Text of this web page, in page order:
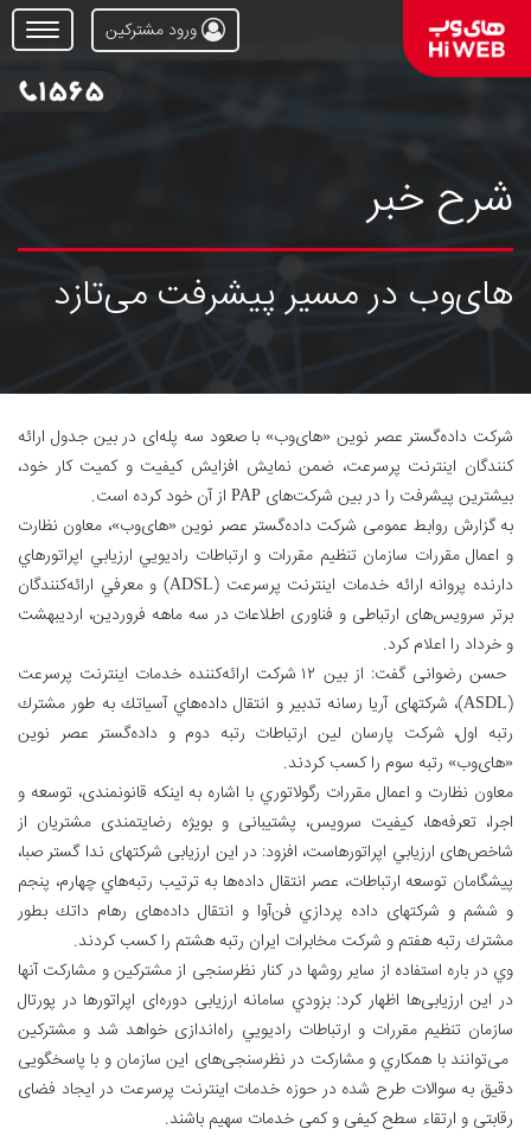
Open
Menu
ورود مشترکین
شرح خبر
های‌وب در مسیر پیشرفت می‌تازد
شرکت داده‌گستر عصر نوین «های‌وب» با صعود سه پله‌ای در بین جدول ارائه
کنندگان اینترنت پرسرعت، ضمن نمایش افزایش کیفیت و کمیت کار خود،
بیشترین پیشرفت را در بین شرکت‌ها‌ی PAP از آن خود کرده است.
به گزارش روابط عمومی شرکت داده‌گستر عصر نوین «های‌وب»، معاون نظارت
و اعمال مقررات سازمان تنظيم مقررات و ارتباطات راديويي ارزيابي اپراتورهاي
دارنده پروانه ارائه خدمات اينترنت پرسرعت (ADSL) و معرفي ارائه‌كنندگان
برتر سرويس‌های ارتباطی و فناوری اطلاعات در سه ماهه فروردين، ارديبهشت
و خرداد را اعلام کرد.
حسن رضوانی گفت: از بين ۱۲ شركت ارائه‌كننده خدمات اينترنت پرسرعت
(ASDL)، شركتهای آريا رسانه تدبير و انتقال داده‌هاي آسياتك به طور مشترك
رتبه اول، شركت پارسان لين ارتباطات رتبه دوم و داده‌گستر عصر نوين
«های‌وب» رتبه سوم را كسب كردند.
معاون نظارت و اعمال مقررات رگولاتوري با اشاره به اينكه قانونمندی، توسعه و
اجرا، تعرفه‌ها، كيفيت سرويس، پشتيبانی و بويژه رضايتمندی مشتريان از
شاخص‌های ارزيابي اپراتورهاست، افزود: در اين ارزيابی شركتهای ندا گستر صبا،
پيشگامان توسعه ارتباطات، عصر انتقال داده‌ها به ترتيب رتبه‌هاي چهارم، پنجم
و ششم و شركتهای داده پردازي فن‌آوا و انتقال داده‌های رهام داتك بطور
مشترك رتبه هفتم و شركت مخابرات ايران رتبه هشتم را كسب كردند.
وي در باره استفاده از ساير روشها در كنار نظرسنجی از مشتركين و مشاركت آنها
در اين ارزيابی‌ها اظهار كرد: بزودي سامانه ارزيابی دوره‌ای اپراتورها در پورتال
سازمان تنظيم مقررات و ارتباطات راديويي راه‌اندازی خواهد شد و مشتركين
می‌توانند با همكاري و مشاركت در نظرسنجی‌های اين سازمان و با پاسخگويی
دقيق به سوالات طرح شده در حوزه خدمات اينترنت پرسرعت در ايجاد فضای
رقابتی و ارتقاء سطح كيفی و كمی خدمات سهيم باشند.